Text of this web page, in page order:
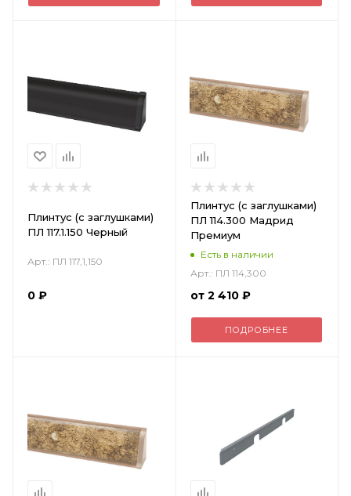
Плинтус (с заглушками)
ПЛ 117.1.150 Черный
Арт.: ПЛ 117,1,150
0 ₽
Плинтус (с заглушками)
ПЛ 114.300 Мадрид
Премиум
Есть в наличии
Арт.: ПЛ 114,300
от 2 410 ₽
ПОДРОБНЕЕ